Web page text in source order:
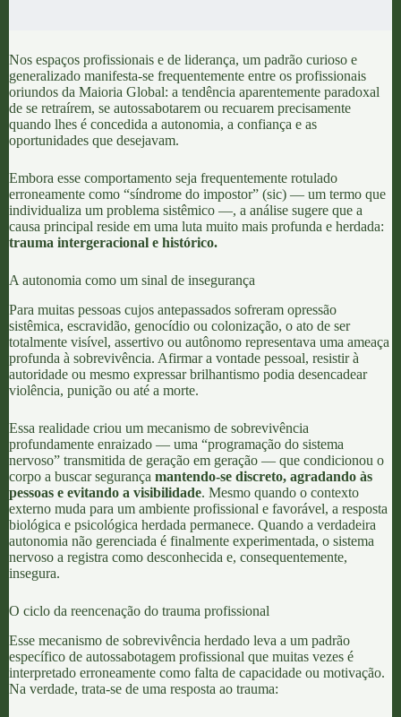
Nos espaços profissionais e de liderança, um padrão curioso e
generalizado manifesta-se frequentemente entre os profissionais
oriundos da Maioria Global: a tendência aparentemente paradoxal
de se retraírem, se autossabotarem ou recuarem precisamente
quando lhes é concedida a autonomia, a confiança e as
oportunidades que desejavam.
Embora esse comportamento seja frequentemente rotulado
erroneamente como “síndrome do impostor” (sic) — um termo que
individualiza um problema sistêmico —, a análise sugere que a
causa principal reside em uma luta muito mais profunda e herdada:
trauma intergeracional e histórico.
A autonomia como um sinal de insegurança
Para muitas pessoas cujos antepassados sofreram opressão
sistêmica, escravidão, genocídio ou colonização, o ato de ser
totalmente visível, assertivo ou autônomo representava uma ameaça
profunda à sobrevivência. Afirmar a vontade pessoal, resistir à
autoridade ou mesmo expressar brilhantismo podia desencadear
violência, punição ou até a morte.
Essa realidade criou um mecanismo de sobrevivência
profundamente enraizado — uma “programação do sistema
nervoso” transmitida de geração em geração — que condicionou o
corpo a buscar segurança mantendo-se discreto, agradando às
pessoas e evitando a visibilidade. Mesmo quando o contexto
externo muda para um ambiente profissional e favorável, a resposta
biológica e psicológica herdada permanece. Quando a verdadeira
autonomia não gerenciada é finalmente experimentada, o sistema
nervoso a registra como desconhecida e, consequentemente,
insegura.
O ciclo da reencenação do trauma profissional
Esse mecanismo de sobrevivência herdado leva a um padrão
específico de autossabotagem profissional que muitas vezes é
interpretado erroneamente como falta de capacidade ou motivação.
Na verdade, trata-se de uma resposta ao trauma: